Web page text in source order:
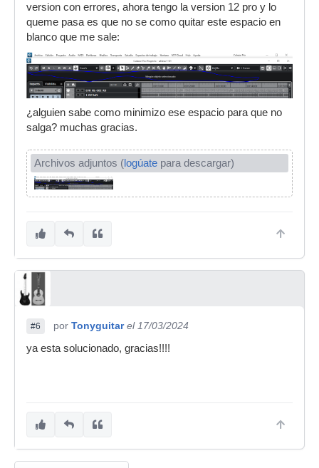
version con errores, ahora tengo la version 12 pro y lo
queme pasa es que no se como quitar este espacio en
blanco que me sale:
¿alguien sabe como minimizo ese espacio para que no
salga? muchas gracias.
Archivos adjuntos (logúate para descargar)
#6 por Tonyguitar el 17/03/2024
ya esta solucionado, gracias!!!!